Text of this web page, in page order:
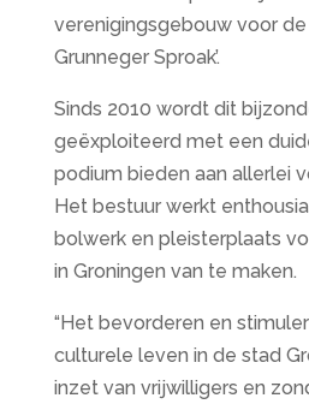
verenigingsgebouw voor de
Grunneger Sproak’.
Sinds 2010 wordt dit
geëxploiteerd met een
podium bieden aan allerlei
Het bestuur werkt
bolwerk en pleisterplaats
in Groningen van te maken.
“Het bevorderen en
culturele leven in de stad
inzet van vrijwilligers en